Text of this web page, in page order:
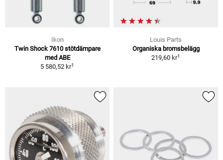
Ikon
Twin Shock 7610 stötdämpare
med ABE
5 580,52 kr1
Louis Parts
Organiska bromsbelägg
219,60 kr1